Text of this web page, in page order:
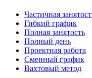
Частичная
Гибкий график
Полная занятость
Полный день
Проектная работа
Сменный график
Вахтовый метод